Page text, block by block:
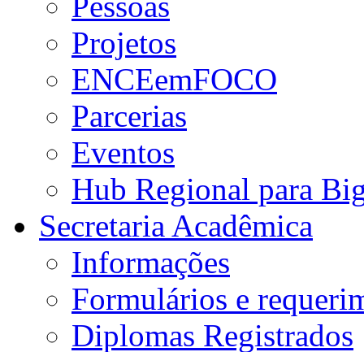
Projetos
ENCEemFOCO
Parcerias
Eventos
Hub Regional para
Secretaria Acadêmica
Informações
Formulários e
Diplomas Registrados